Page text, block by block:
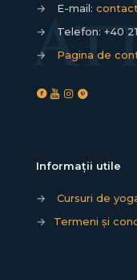
→ E-mail:
→
Telefon: +40
→
Pagina de
Informații utile
→
Cursuri de
→
Termeni și